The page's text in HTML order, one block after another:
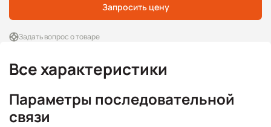
Запросить цену
Задать вопрос о товаре
Все характеристики
Параметры последовательной
связи